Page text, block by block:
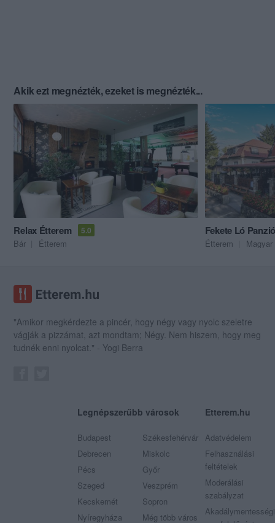
Akik ezt megnézték, ezeket is megnézték...
Relax Étterem 5.0
Bár Étterem
Fekete Ló
Étterem
"Amikor megkérdezte a pincér, hogy négy vagy nyolc szeletre
vágják a pizzámat, azt mondtam; Négy. Nem hiszem, hogy meg
tudnék enni nyolcat." - Yogi Berra
Legnépszerűbb városok
Budapest
Debrecen
Pécs
Szeged
Kecskemét
Nyíregyháza
Székesfehérvár
Miskolc
Győr
Veszprém
Sopron
Még több város
Etterem.hu
Adatvédelem
Felhasználási
feltételek
Moderálási
szabályzat
Akadálymentességi